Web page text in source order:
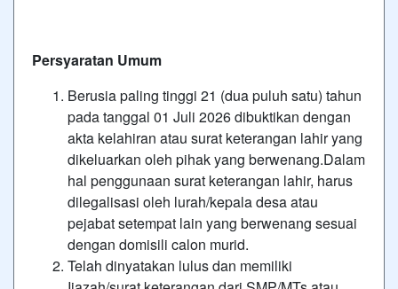
Persyaratan Umum
Berusia paling tinggi 21 (dua puluh satu) tahun
pada tanggal 01 Juli 2026 dibuktikan dengan
akta kelahiran atau surat keterangan lahir yang
dikeluarkan oleh pihak yang berwenang.Dalam
hal penggunaan surat keterangan lahir, harus
dilegalisasi oleh lurah/kepala desa atau
pejabat setempat lain yang berwenang sesuai
dengan domisili calon murid.
Telah dinyatakan lulus dan memiliki